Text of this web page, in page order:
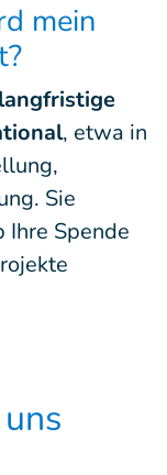
mein
, etwa in
Sie
Ihre Spende